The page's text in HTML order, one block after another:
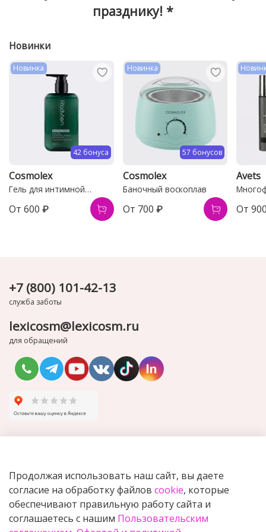
празднику! *
Новинки
42 бонуса
Новинка
Cosmolex
Гель для интимной
От 600 ₽
57 бонусов
Новинка
Cosmolex
Баночный воскоплав
От 700 ₽
Avets
От
Полезное
+7 (800) 101-42-13
служба заботы
lexicosm@lexicosm.ru
для обращений
Продолжая использовать наш сайт, вы даете
согласие на обработку файлов cookie, которые
обеспечивают правильную работу сайта и
соглашаетесь с нашим Пользовательским